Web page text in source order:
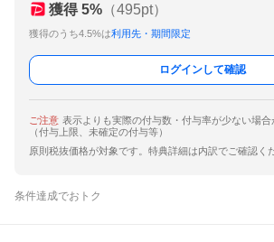
獲得 5% （495pt）
獲得のうち4.5%は利用先・期間限定
ログインして確認
ご注意 表示よりも実際の付与数・付与率が少ない場合
（付与上限、未確定の付与等）
原則税抜価格が対象です。特典詳細は内訳でご確認く
条件達成でおトク